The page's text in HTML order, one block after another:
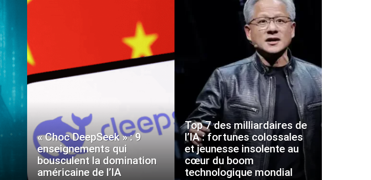
« Choc DeepSeek » : 9
enseignements qui
bousculent la domination
américaine de l’IA
Top 7 des milliardaires de
l’IA : fortunes colossales
et jeunesse insolente au
cœur du boom
technologique mondial